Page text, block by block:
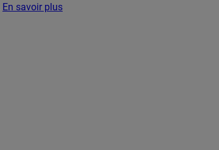
En savoir plus